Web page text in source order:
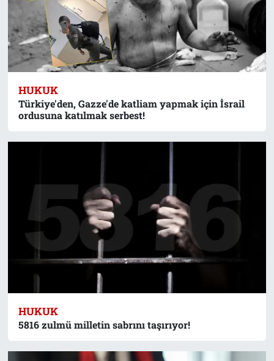
HUKUK
Türkiye'den, Gazze'de katliam yapmak için İsrail
ordusuna katılmak serbest!
HUKUK
5816 zulmü milletin sabrını taşırıyor!